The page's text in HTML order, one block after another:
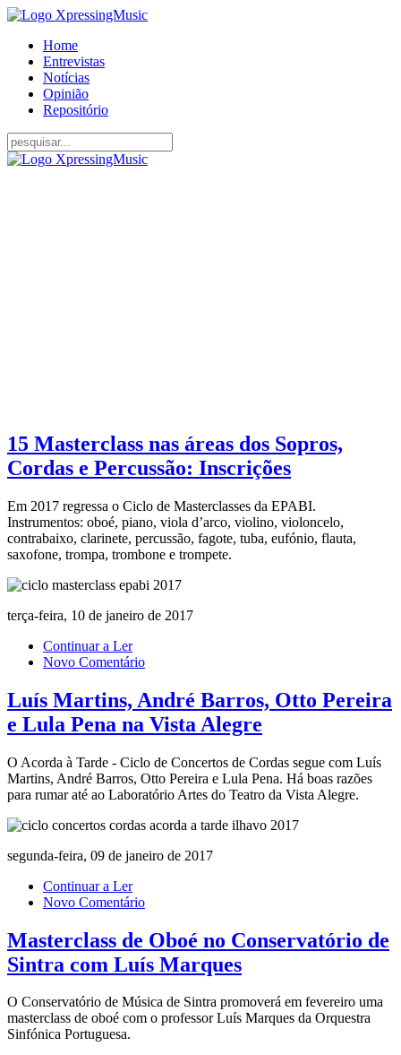
Home
Entrevistas
Notícias
Opinião
Repositório
15 Masterclass nas áreas dos Sopros,
Cordas e Percussão: Inscrições
Em 2017 regressa o Ciclo de Masterclasses da EPABI.
Instrumentos: oboé, piano, viola d’arco, violino, violoncelo,
contrabaixo, clarinete, percussão, fagote, tuba, eufónio, flauta,
saxofone, trompa, trombone e trompete.
terça-feira, 10 de janeiro de 2017
Continuar a Ler
Novo Comentário
Luís Martins, André Barros, Otto Pereira
e Lula Pena na Vista Alegre
O Acorda à Tarde - Ciclo de Concertos de Cordas segue com Luís
Martins, André Barros, Otto Pereira e Lula Pena. Há boas razões
para rumar até ao Laboratório Artes do Teatro da Vista Alegre.
segunda-feira, 09 de janeiro de 2017
Continuar a Ler
Novo Comentário
Masterclass de Oboé no Conservatório de
Sintra com Luís Marques
O Conservatório de Música de Sintra promoverá em fevereiro uma
masterclass de oboé com o professor Luís Marques da Orquestra
Sinfónica Portuguesa.